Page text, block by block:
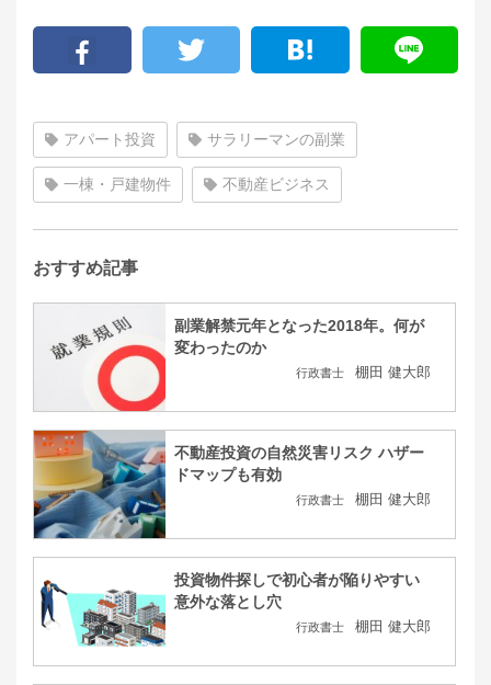
アパート投資 サラリーマンの副業
一棟・戸建物件 不動産ビジネス
おすすめ記事
副業解禁元年となった2018年。何が
変わったのか
行政書士 棚田 健大郎
不動産投資の自然災害リスク ハザー
ドマップも有効
行政書士 棚田 健大郎
投資物件探しで初心者が陥りやすい
意外な落とし穴
行政書士 棚田 健大郎